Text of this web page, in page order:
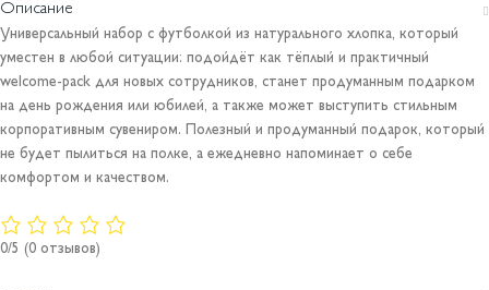
Описание
Универсальный набор с футболкой из натурального хлопка, который
уместен в любой ситуации: подойдёт как тёплый и практичный
welcome-pack для новых сотрудников, станет продуманным подарком
на день рождения или юбилей, а также может выступить стильным
корпоративным сувениром. Полезный и продуманный подарок, который
не будет пылиться на полке, а ежедневно напоминает о себе
комфортом и качеством.
0/5 (0 отзывов)